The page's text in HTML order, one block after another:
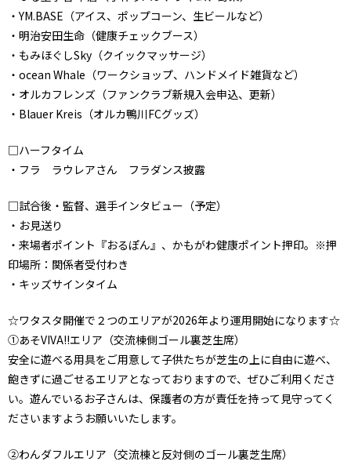
・YM.BASE（アイス、ポップコーン、生ビールなど）
・明治安田生命（健康チェックブース）
・もみほぐしSky（クイックマッサージ）
・ocean Whale（ワークショップ、ハンドメイド雑貨など）
・オルカフレンズ（ファンクラブ新規入会申込、更新）
・Blauer Kreis（オルカ鴨川FCグッズ）
□ハーフタイム
・フラ ラウレアさん フラダンス披露
□試合後・監督、選手インタビュー（予定）
・お見送り
・来場者ポイント『おるぽん』、かもがわ健康ポイント押印。※押
印場所：関係者受付わき
・キッズサインタイム
☆ワタスタ開催で２つのエリアが2026年より運用開始になります☆
①あそVIVA!!エリア（交流棟側ゴール裏芝生席）
安全に遊べる用具をご用意して子供たちが芝生の上に自由に遊べ、
飽きずに過ごせるエリアとなっておりますので、ぜひご利用くださ
い。遊んでいるお子さんは、保護者の方が責任を持って見守ってく
ださいますようお願いいたします。
②わんダフルエリア（交流棟と反対側のゴール裏芝生席）